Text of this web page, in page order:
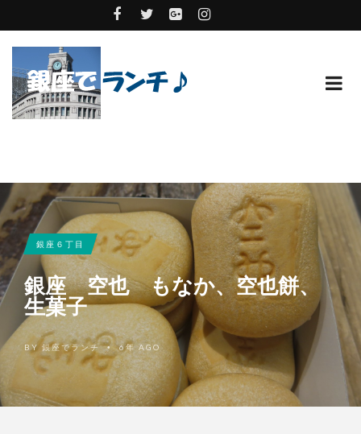
銀座６丁目
銀座 空也 もなか、空也餅、
生菓子
BY 銀座でランチ • 6年 AGO